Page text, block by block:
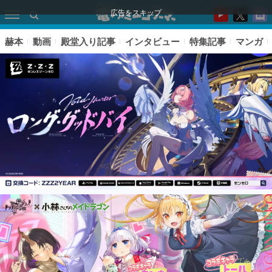
広告をスキップ
ピックアップ
電ファミのいま読まれている記事ランキング
アプリセール情報
赫本 動画 殿堂入り記事 インタビュー 特集記事 マンガ